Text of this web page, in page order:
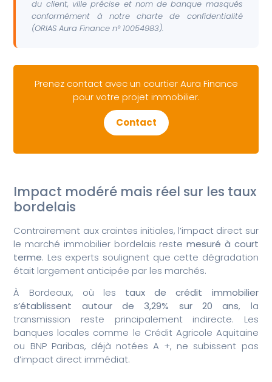
du client, ville précise et nom de banque masqués
conformément à notre charte de confidentialité
(ORIAS Aura Finance n° 10054983).
Prenez contact avec un courtier Aura Finance
pour votre projet immobilier.
Contact
Impact modéré mais réel sur les taux
bordelais
Contrairement aux craintes initiales, l’impact direct sur
le marché immobilier bordelais restemesuré à court
terme. Les experts soulignent que cette dégradation
était largement anticipée par les marchés.
À Bordeaux, où les taux de crédit immobilier
s’établissent autour de 3,29% sur 20 ans, la
transmission reste principalement indirecte. Les
banques locales comme le Crédit Agricole Aquitaine
ou BNP Paribas, déjà notées A +, ne subissent pas
d’impact direct immédiat.